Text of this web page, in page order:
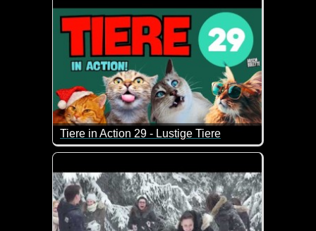
Tiere in Action 29 - Lustige Tiere
Eine etwas längere Folge dieser lustigen Videos,